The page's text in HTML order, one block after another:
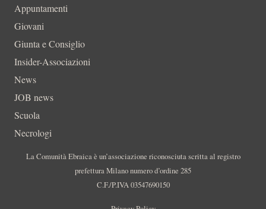
Appuntamenti
Giovani
Giunta e Consiglio
Insider-Associazioni
News
JOB news
Scuola
Necrologi
La Comunità Ebraica è un’associazione riconosciuta scritta al registro
prefettura Milano numero d’ordine 285
C.F./P.IVA 03547690150